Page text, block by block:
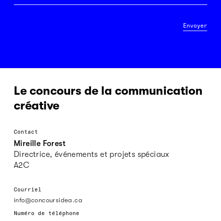
Envoyer
Le concours de la communication
créative
Contact
Mireille Forest
Directrice, événements et projets spéciaux
A2C
Courriel
info@concoursidea.ca
Numéro de téléphone